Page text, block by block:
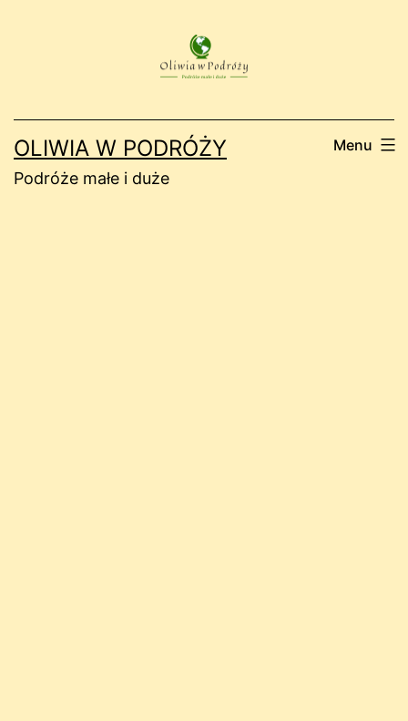
OLIWIA W PODRÓŻY
Podróże małe i duże
Menu